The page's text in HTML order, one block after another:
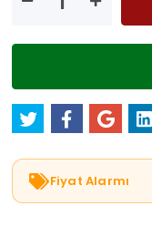
Fiyat Alarmı